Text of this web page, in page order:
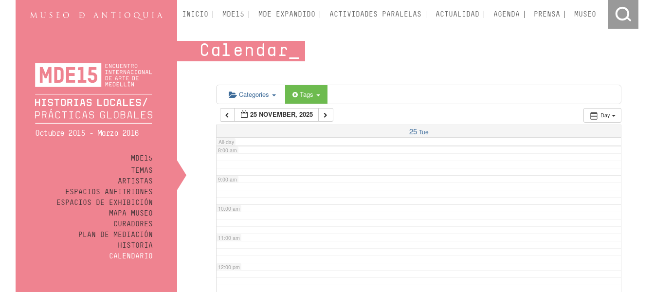
Octubre 2015 - Marzo 2016
MDE15
TEMAS
ARTISTAS
ESPACIOS ANFITRIONES
ESPACIOS DE EXHIBICIÓN
MAPA MUSEO
CURADORES
PLAN DE MEDIACIÓN
HISTORIA
CALENDARIO
INICIO MDE15 MDE EXPANDIDO ACTIVIDADES PARALELAS ACTUALIDAD AGENDA PRENSA MUSEO
Calendar
Categories Tags
Day
25 NOVEMBER, 2025
25 Tue
All-day
5:00 am
6:00 am
7:00 am
8:00 am
9:00 am
10:00 am
11:00 am
12:00 pm